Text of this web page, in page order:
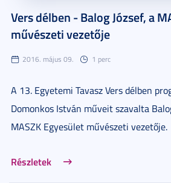
Vers délben - Balog József, a
művészeti vezetője
2016. május 09. 1 perc
A 13. Egyetemi Tavasz Vers délben
Domonkos István műveit szavalta
MASZK Egyesület művészeti vezetője.
Részletek